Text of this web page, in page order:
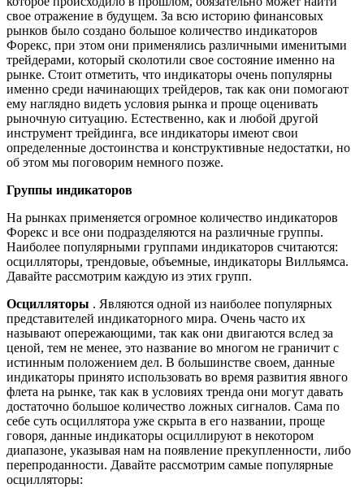
свое отражение в будущем. За всю историю финансовых
рынков было создано большое количество индикаторов
Форекс, при этом они применялись различными именитыми
трейдерами, который сколотили свое состояние именно на
рынке. Стоит отметить, что индикаторы очень популярны
именно среди начинающих трейдеров, так как они помогают
ему наглядно видеть условия рынка и проще оценивать
рыночную ситуацию. Естественно, как и любой другой
инструмент трейдинга, все индикаторы имеют свои
определенные достоинства и конструктивные недостатки, но
об этом мы поговорим немного позже.
Группы индикаторов
На рынках применяется огромное количество индикаторов
Форекс и все они подразделяются на различные группы.
Наиболее популярными группами индикаторов считаются:
осцилляторы, трендовые, объемные, индикаторы Вилльямса.
Давайте рассмотрим каждую из этих групп.
Осцилляторы . Являются одной из наиболее популярных
представителей индикаторного мира. Очень часто их
называют опережающими, так как они двигаются вслед за
ценой, тем не менее, это название во многом не граничит с
истинным положением дел. В большинстве своем, данные
индикаторы принято использовать во время развития явного
флета на рынке, так как в условиях тренда они могут давать
достаточно большое количество ложных сигналов. Сама по
себе суть осциллятора уже скрыта в его названии, проще
говоря, данные индикаторы осциллируют в некотором
диапазоне, указывая нам на появление прекупленности, либо
перепроданности. Давайте рассмотрим самые популярные
осцилляторы: